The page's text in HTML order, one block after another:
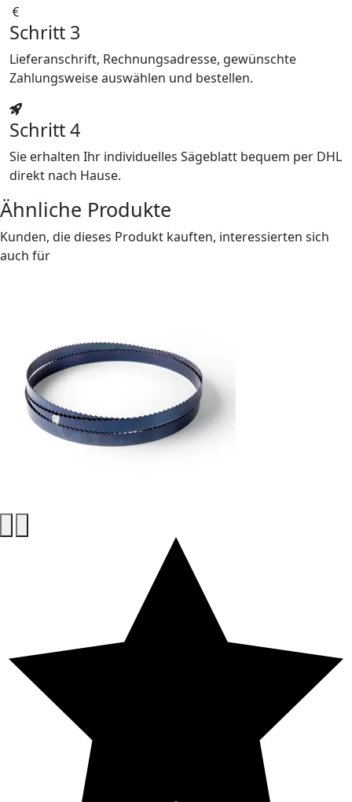
Schritt 3
Lieferanschrift, Rechnungsadresse, gewünschte
Zahlungsweise auswählen und bestellen.
Schritt 4
Sie erhalten Ihr individuelles Sägeblatt bequem per DHL
direkt nach Hause.
Ähnliche Produkte
Kunden, die dieses Produkt kauften, interessierten sich
auch für